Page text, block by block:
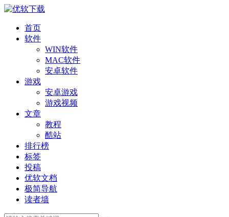
首页
软件
WIN软件
MAC软件
安卓软件
游戏
安卓游戏
游戏视频
文章
教程
酷站
排行榜
标签
投稿
优软文档
极简导航
读者墙